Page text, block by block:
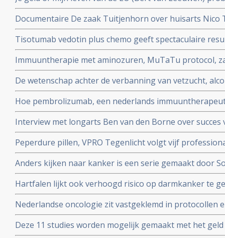
patienten die alleen in het buitenland nog behandeld
Documentaire De zaak Tuitjenhorn over huisarts Nico
en hun kinderen in conflict met Inspectie voor de
te zien op NPO 2 om 20.25 uur.
Tisotumab vedotin plus chemo geeft spectaculaire
zwaarvoorbehandelde kankerpatienten met
kanker met solide tumoren. copy 1
Immuuntherapie met aminozuren, MuTaTu protocol,
kunnen genezen schrijven Israelische onderzoekers
De wetenschap achter de verbanning van vetzucht,
NRC over het preventieakkoord van Staatssecretaris
Hoe pembrolizumab, een nederlands
wereld verovert
Interview met longarts Ben van den Borne over
kleincellige longkanker
Peperdure pillen, VPRO Tegenlicht volgt vijf
en vanuit hun persoonlijke betrokkenheid in actie
experimenteren. Uitzending is. zondag 7 oktober 2018
Anders kijken naar kanker is een serie gemaakt door
kankerpatiente en te zien bij het Algemeen Dagblad
Hartfalen lijkt ook verhoogd risico op darmkanker te
(factoren) blijken voor hartfalen en darmkanker
Nederlandse oncologie zit vastgeklemd in protocollen
bij kankerpatienten die voor second opinion naar
Deze 11 studies worden mogelijk gemaakt met het